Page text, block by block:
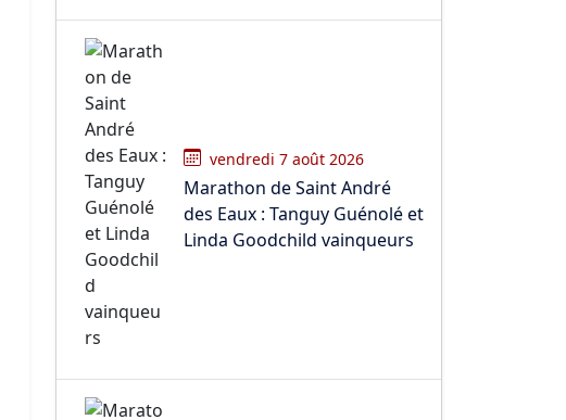
vendredi 7 août 2026
Marathon de Saint André
des Eaux : Tanguy Guénolé et
Linda Goodchild vainqueurs